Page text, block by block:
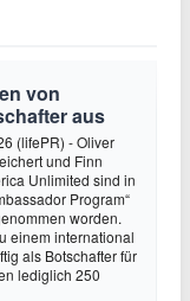
von
aus
(lifePR) - Oliver
und Finn
Unlimited sind in
Program“
worden.
einem international
als Botschafter für
lediglich 250